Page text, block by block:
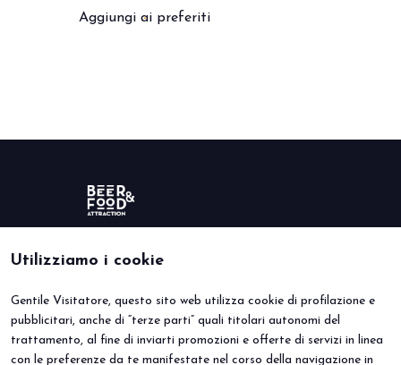
PRENOTA IL TUO STAND
Aggiungi ai preferiti
Utilizziamo i cookie
Gentile Visitatore, questo sito web utilizza cookie di profilazione e
pubblicitari, anche di “terze parti” quali titolari autonomi del
trattamento, al fine di inviarti promozioni e offerte di servizi in linea
con le preferenze da te manifestate nel corso della navigazione in
BEER&FOOD ATTRACTION
Edizione 2027
Settori espositivi
Contatti
VISITA
Perché visitare
Info utili
Area riservata